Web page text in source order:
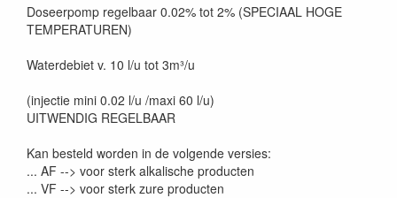
Doseerpomp regelbaar 0.02% tot 2% (SPECIAAL HOGE
TEMPERATUREN)
Waterdebiet v. 10 l/u tot 3m³/u
(injectie mini 0.02 l/u /maxi 60 l/u)
UITWENDIG REGELBAAR
Kan besteld worden in de volgende versies:
... AF --> voor sterk alkalische producten
... VF --> voor sterk zure producten